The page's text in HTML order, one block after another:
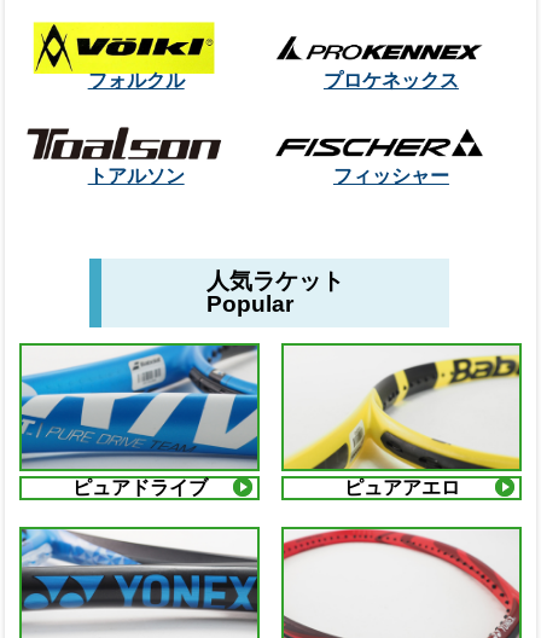
フォルクル プロケネックス
トアルソン フィッシャー
人気ラケット
Popular
ピュアドライブ ピュアアエロ